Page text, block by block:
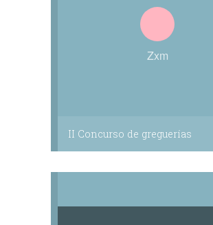
Zxm
II Concurso de greguerías